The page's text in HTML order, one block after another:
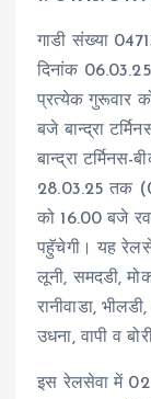
गाडी संख्या
दिनांक
प्रत्येक गुरूवार
बजे बान्द्रा
बान्द्रा
28.03.25 तक
को 16.00 बजे
पहुॅचेगी। यह
लूनी, समदडी,
रानीवाडा,
उधना, वापी व
इस रेलसेवा में 02